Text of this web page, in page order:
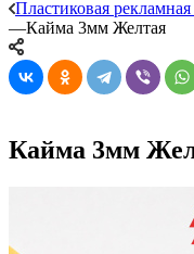
Пластиковая
—Кайма 3мм Желтая
Кайма 3мм